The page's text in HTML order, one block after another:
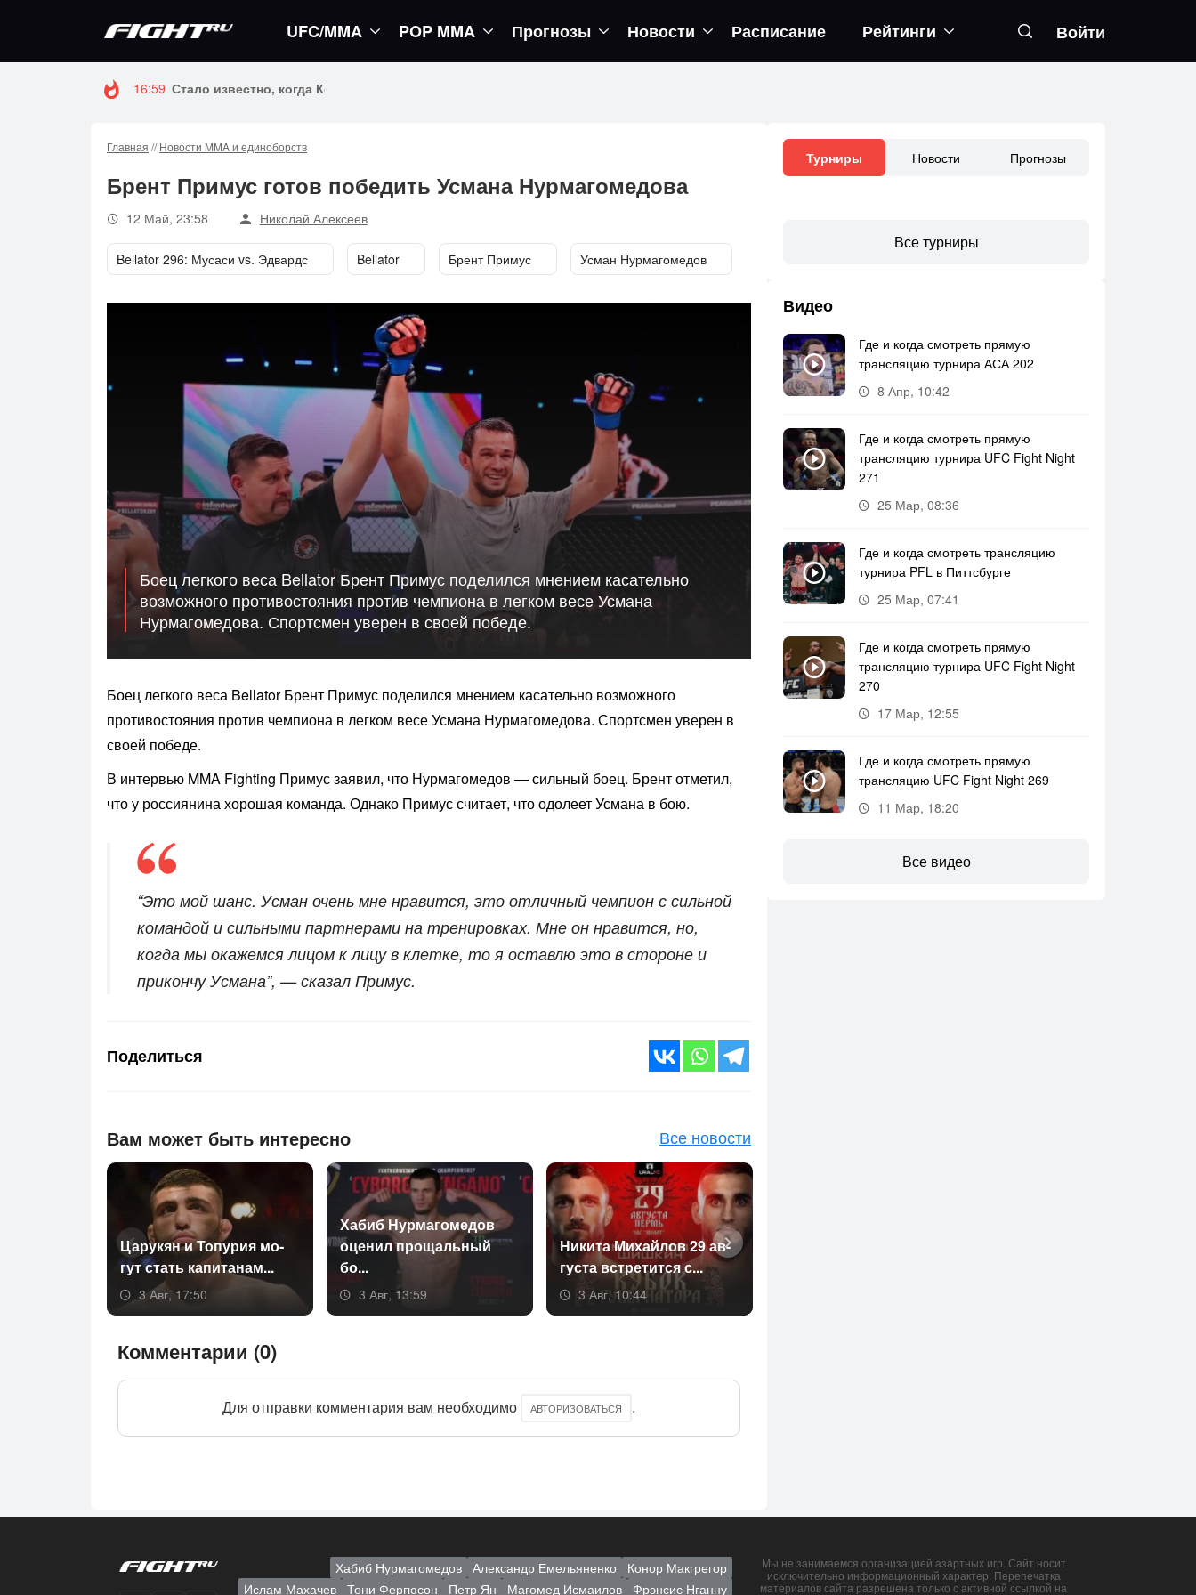
UFC/MMA POP MMA Прогнозы Новости Расписание Рейтинги Войти
16:59 Стало известно, когда Конор Макгрегор вернется в октагон
Главная //Новости MMA и единоборств
Брент Примус готов победить Усмана Нурмагомедова
12 Май, 23:58 Николай Алексеев
Bellator 296: Мусаси vs. Эдвардс Bellator Брент Примус Усман Нурмагомедов
Боец легкого веса Bellator Брент Примус поделился мнением касательно
возможного противостояния против чемпиона в легком весе Усмана
Нурмагомедова. Спортсмен уверен в своей победе.
Боец легкого веса Bellator Брент Примус поделился мнением касательно возможного
противостояния против чемпиона в легком весе Усмана Нурмагомедова. Спортсмен уверен в
своей победе.
В интервью MMA Fighting Примус заявил, что Нурмагомедов — сильный боец. Брент отметил,
что у россиянина хорошая команда. Однако Примус считает, что одолеет Усмана в бою.
“Это мой шанс. Усман очень мне нравится, это отличный чемпион с сильной
командой и сильными партнерами на тренировках. Мне он нравится, но,
когда мы окажемся лицом к лицу в клетке, то я оставлю это в стороне и
прикончу Усмана”, — сказал Примус.
Поделиться
Вам может быть интересно Все новости
Ца­рукян и То­пурия мо­
гут стать ка­пита­нам...
3 Авг, 17:50
Ха­биб Нур­ма­гоме­дов
оце­нил про­щаль­ный
бо...
3 Авг, 13:59
Ни­кита Ми­хай­лов 29 ав­
густа встре­тит­ся с...
3 Авг, 10:44
Комментарии (0)
Для отправки комментария вам необходимо АВТОРИЗОВАТЬСЯ .
Турниры Новости Прогнозы
Все турниры
Видео
Где и когда смотреть прямую
трансляцию турнира АСА 202
8 Апр, 10:42
Где и когда смотреть прямую
трансляцию турнира UFC Fight Night
271
25 Мар, 08:36
Где и когда смотреть трансляцию
турнира PFL в Питтсбурге
25 Мар, 07:41
Где и когда смотреть прямую
трансляцию турнира UFC Fight Night
270
17 Мар, 12:55
Где и когда смотреть прямую
трансляцию UFC Fight Night 269
11 Мар, 18:20
Все видео
Хабиб Нурмагомедов Александр Емельяненко
Конор Макгрегор
Ислам Махачев Тони Фергюсон Петр Ян Магомед Исмаилов Фрэнсис Нганну
Мы не занимаемся организацией азартных игр. Сайт носит
исключительно информационный характер. Перепечатка
материалов сайта разрешена только с активной ссылкой на